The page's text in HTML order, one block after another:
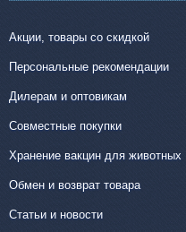
Акции, товары со скидкой
Персональные рекомендации
Дилерам и оптовикам
Совместные покупки
Хранение вакцин для животных
Обмен и возврат товара
Статьи и новости